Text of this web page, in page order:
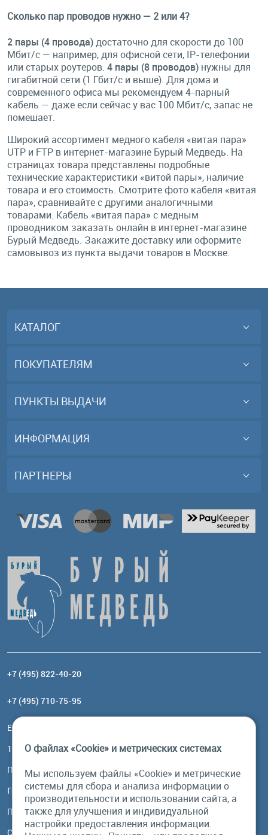
Сколько пар проводов нужно — 2 или 4?
2 пары (4 провода)достаточно для скорости до 100
Мбит/с — например, для офисной сети, IP-телефонии
или старых роутеров. 4 пары (8 проводов) нужны для
гигабитной сети (1 Гбит/с и выше). Для дома и
современного офиса мы рекомендуем 4-парный
кабель — даже если сейчас у вас 100 Мбит/с, запас не
помешает.
Широкий ассортимент медного кабеля «витая пара»
UTP и FTP в интернет-магазине Бурый Медведь. На
страницах товара представлены подробные
технические характеристики «витой пары», наличие
товара и его стоимость. Смотрите фото кабеля «витая
пара», сравнивайте с другими аналогичными
товарами. Кабель «витая пара» с медным
проводником заказать онлайн в интернет-магазине
Бурый Медведь. Закажите доставку или оформите
самовывоз из пункта выдачи товаров в Москве.
КАТАЛОГ
ПОКУПАТЕЛЯМ
ПУНКТЫ ВЫДАЧИ
ИНФОРМАЦИЯ
ПАРТНЕРЫ
+7 (495) 822-40-20
+7 (495) 710-75-95
Email:
117485, Москва, ул. Профсоюзная, 84/32, корп 1
Посмотреть на карте
График работы
Пн-Пт: с 10:00 до 18:00
Сб, Вс: выходной
О файлах «Cookie» и метрических системах
Мы используем файлы «Cookie» и метрические
системы для сбора и анализа информации о
производительности и использовании сайта, а
также для улучшения и индивидуальной
настройки предоставления информации.